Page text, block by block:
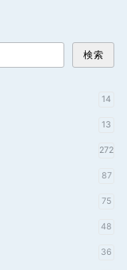
検索
14
13
272
87
75
48
36